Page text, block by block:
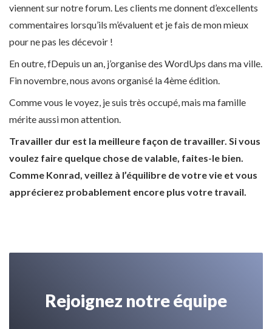
viennent sur notre forum. Les clients me donnent d’excellents
commentaires lorsqu’ils m’évaluent et je fais de mon mieux
pour ne pas les décevoir !
En outre, fDepuis un an, j’organise des WordUps dans ma ville.
Fin novembre, nous avons organisé la 4èmeédition.
Comme vous le voyez, je suis très occupé, mais ma famille
mérite aussi mon attention.
Travailler dur est la meilleure façon de travailler. Si vous
voulez faire quelque chose de valable, faites-le bien.
Comme Konrad, veillez à l’équilibre de votre vie et vous
apprécierez probablement encore plus votre travail.
Rejoignez notre équipe